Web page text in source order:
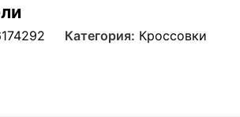
Категория: Кроссовки